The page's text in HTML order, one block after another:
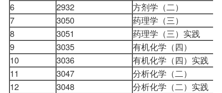
6
2932
方剂学（二）
7
3050
药理学（三）
8
3051
药理学（三）实践
9
3035
有机化学（四）
10
3036
有机化学（四）实践
11
3047
分析化学（二）
12
3048
分析化学（二）实践